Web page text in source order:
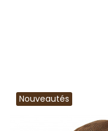
Nouveautés